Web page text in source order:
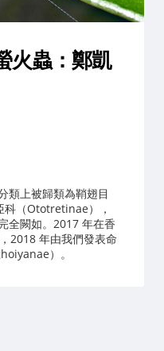
火蟲：鄭凱
類上被歸類為鞘翅目
（Ototretinae），
全闕如。2017 年在香
2018 年由我們發表命
）。